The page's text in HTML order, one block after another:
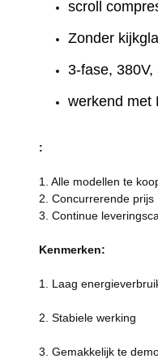
scroll
Zonder
3-fase, 380V,
werkend met
:
1. Alle modellen te
2. Concurrerende prijs
3. Continue
Kenmerken:
1. Laag
2. Stabiele werking
3. Gemakkelijk te